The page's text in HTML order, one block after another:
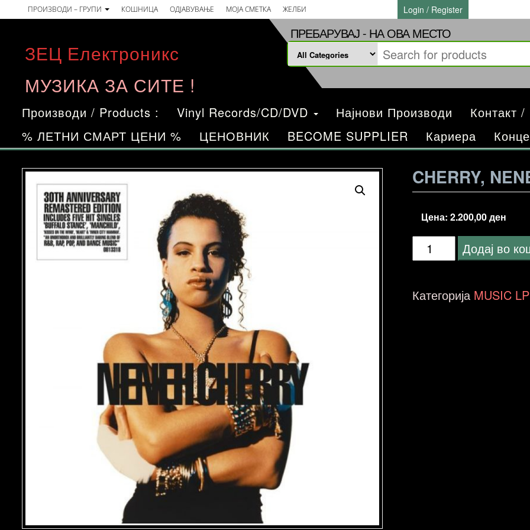
to
content
ПРОИЗВОДИ – ГРУПИ КОШНИЦА ОДЈАВУВАЊЕ МОЈА СМЕТКА ЖЕЛБИ Login / Register
ЗЕЦ Електроникс
МУЗИКА ЗА СИТЕ !
ПРЕБАРУВАЈ - НА ОВА МЕСТО
Производи / Products : Vinyl Records/CD/DVD Најнови Производи
Контакт
% ЛЕТНИ СМАРТ ЦЕНИ %
ЦЕНОВНИК BECOME SUPPLIER Кариера
CHERRY,
Цена:2.200,00ден
Cherry,
-
Додај во
Категорија MUSIC